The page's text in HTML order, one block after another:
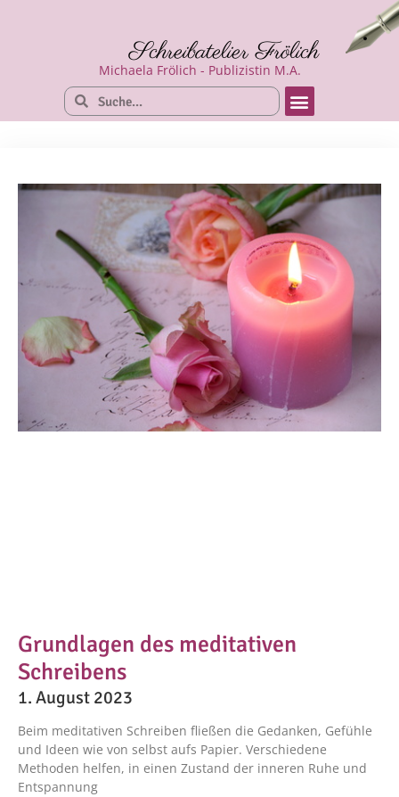
Schreibatelier Frölich
Michaela Frölich - Publizistin M.A.
Grundlagen des meditativen
Schreibens
1. August 2023
Beim meditativen Schreiben fließen die Gedanken, Gefühle
und Ideen wie von selbst aufs Papier. Verschiedene
Methoden helfen, in einen Zustand der inneren Ruhe und
Entspannung